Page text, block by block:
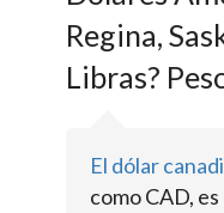
Regina,
Libras?
El dólar
como CAD,